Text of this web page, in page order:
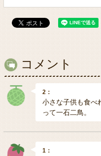
コメント
2：
小さな子供も食べ
って一石二鳥。
1：